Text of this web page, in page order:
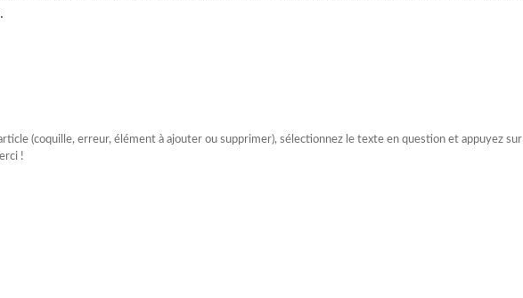
(coquille, erreur, élément à ajouter ou supprimer), sélectionnez le texte en question et appuyez sur
!